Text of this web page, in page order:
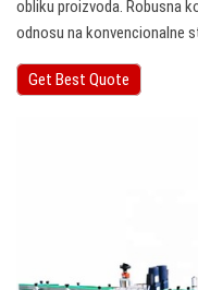
obliku proizvoda. Robusna
odnosu na konvencionalne
Get Best Quote